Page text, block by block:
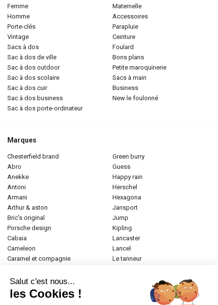
femme
homme
porte-clés
vintage
sacs à dos
sac à dos de ville
sac à dos outdoor
sac à dos scolaire
sac à dos cuir
sac à dos business
sac à dos porte-ordinateur
maternelle
accessoires
parapluie
ceinture
foulard
bons plans
petite maroquinerie
sacs à main
business
new le foulonné
Marques
chesterfield brand
abro
anekke
antoni
armani
arthur & aston
bric's original
porsche design
cabaia
cameleon
caramel et compagnie
donna celi
eastpak
elite
green burry
guess
happy rain
herschel
hexagona
jansport
jump
kipling
lancaster
lancel
le tanneur
Salut c'est nous...
les Cookies !